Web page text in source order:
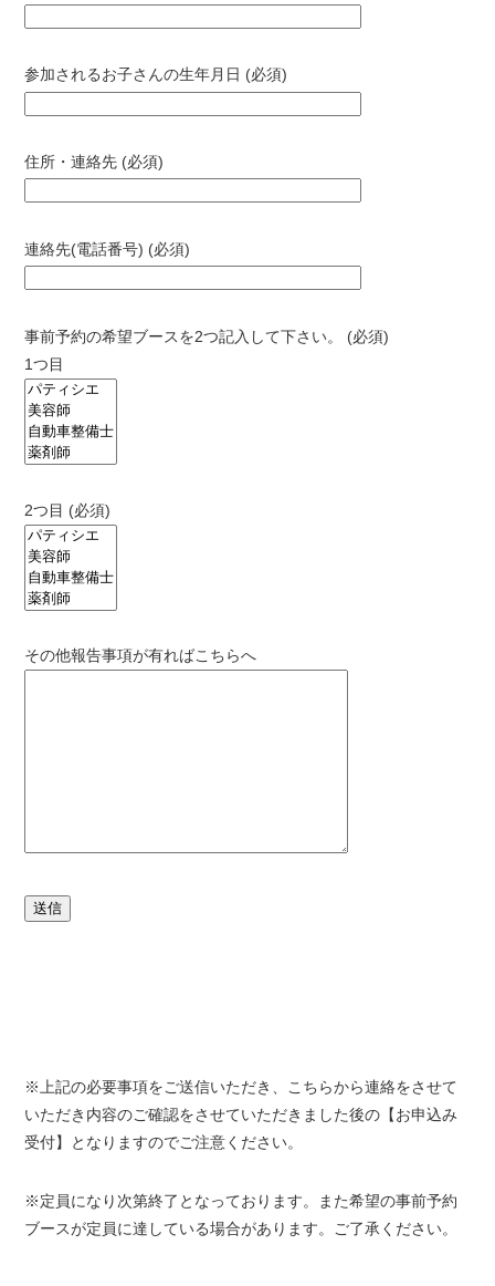
参加されるお子さんの生年月日 (必須)
住所・連絡先 (必須)
連絡先(電話番号) (必須)
事前予約の希望ブースを2つ記入して下さい。 (必須)
1つ目
2つ目 (必須)
その他報告事項が有ればこちらへ
※上記の必要事項をご送信いただき、こちらから連絡をさせて
いただき内容のご確認をさせていただきました後の【お申込み
受付】となりますのでご注意ください。
※定員になり次第終了となっております。また希望の事前予約
ブースが定員に達している場合があります。ご了承ください。